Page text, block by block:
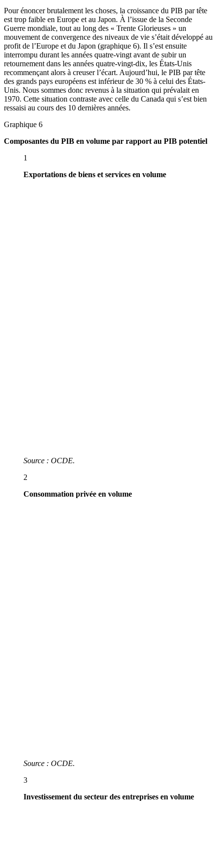
Pour énoncer brutalement les choses, la croissance du PIB par tête
est trop faible en Europe et au Japon. À l’issue de la Seconde
Guerre mondiale, tout au long des « Trente Glorieuses » un
mouvement de convergence des niveaux de vie s’était développé au
profit de l’Europe et du Japon (graphique 6). Il s’est ensuite
interrompu durant les années quatre-vingt avant de subir un
retournement dans les années quatre-vingt-dix, les États-Unis
recommençant alors à creuser l’écart. Aujourd’hui, le PIB par tête
des grands pays européens est inférieur de 30 % à celui des États-
Unis. Nous sommes donc revenus à la situation qui prévalait en
1970. Cette situation contraste avec celle du Canada qui s’est bien
ressaisi au cours des 10 dernières années.
Graphique 6
Composantes du PIB en volume par rapport au PIB potentiel
1
Exportations de biens et services en volume
Source : OCDE.
2
Consommation privée en volume
Source : OCDE.
3
Investissement du secteur des entreprises en volume